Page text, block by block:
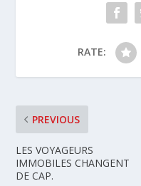
RATE:
PREVIOUS
LES VOYAGEURS
IMMOBILES CHANGENT
DE CAP.